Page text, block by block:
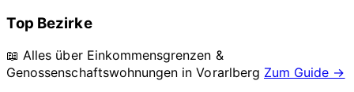
Top Bezirke
📖 Alles über Einkommensgrenzen &
Genossenschaftswohnungen inVorarlberg Zum Guide →